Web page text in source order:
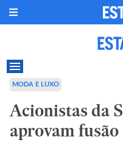
MODA E LUXO
Acionistas da
aprovam fusão